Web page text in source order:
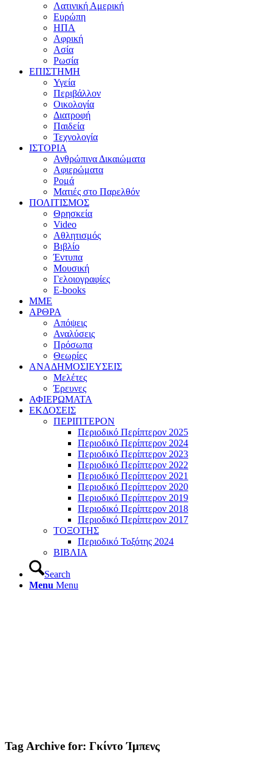
Λατινική Αμερική
Ευρώπη
ΗΠΑ
Αφρική
Ασία
Ρωσία
ΕΠΙΣΤΗΜΗ
Υγεία
Περιβάλλον
Οικολογία
Διατροφή
Παιδεία
Τεχνολογία
ΙΣΤΟΡΙΑ
Ανθρώπινα Δικαιώματα
Αφιερώματα
Ρομά
Ματιές στο Παρελθόν
ΠΟΛΙΤΙΣΜΟΣ
Θρησκεία
Video
Αθλητισμός
Βιβλίο
Έντυπα
Μουσική
Γελοιογραφίες
E-books
MME
ΑΡΘΡΑ
Απόψεις
Αναλύσεις
Πρόσωπα
Θεωρίες
ΑΝΑΔΗΜΟΣΙΕΥΣΕΙΣ
Μελέτες
Έρευνες
ΑΦΙΕΡΩΜΑΤΑ
ΕΚΔΟΣΕΙΣ
ΠΕΡΙΠΤΕΡΟΝ
Περιοδικό Περίπτερον 2025
Περιοδικό Περίπτερον 2024
Περιοδικό Περίπτερον 2023
Περιοδικό Περίπτερον 2022
Περιοδικό Περίπτερον 2021
Περιοδικό Περίπτερον 2020
Περιοδικό Περίπτερον 2019
Περιοδικό Περίπτερον 2018
Περιοδικό Περίπτερον 2017
ΤΟΞΟΤΗΣ
Περιοδικό Τοξότης 2024
ΒΙΒΛΙΑ
Search
Menu Menu
Tag Archive for: Γκίντο Ίμπενς